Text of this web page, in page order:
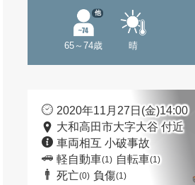
65～74歳
他
晴
2020年11月27日(金)14:00
大和高田市大字大谷 付近
車両相互 小破事故
軽自動車(1) 自転車(1)
死亡(0) 負傷(1)